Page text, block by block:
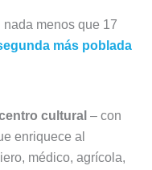
menos que 17
más poblada
cultural – con
enriquece al
médico, agrícola,